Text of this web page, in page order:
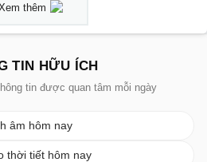
thêm
TIN HỮU ÍCH
tin được quan tâm mỗi ngày
âm hôm nay
thời tiết hôm nay